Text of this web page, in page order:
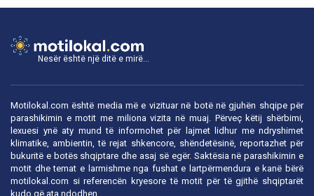
Nesër është një ditë e mirë...
Motilokal.com është media më e vizituar në botë në gjuhën shqipe për
parashikimin e motit me miliona vizita në muaj. Përveç këtij shërbimi,
lexuesi ynë aty mund të informohet për lajmet lidhur me ndryshimet
klimatike, ambientin, të rejat shkencore, shëndetësinë, reportazhet për
bukuritë e botës shqiptare dhe asaj së egër. Saktësia në parashikimin e
motit dhe temat e larmishme nga fushat e lartpërmendura e kanë bërë
motilokal.com si referencën kryesore të motit për të gjithë shqiptarët
kudo që ata ndodhen.